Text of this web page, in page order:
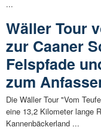
...
Wäller Tour
zur Caaner
Felspfade
zum
Die Wäller Tour "Vom
eine 13,2 Kilometer lange
Kannenbäckerland ...